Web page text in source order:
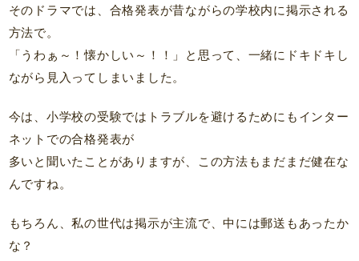
そのドラマでは、合格発表が昔ながらの学校内に掲示される
方法で。
「うわぁ～！懐かしい～！！」と思って、一緒にドキドキし
ながら見入ってしまいました。
今は、小学校の受験ではトラブルを避けるためにもインター
ネットでの合格発表が
多いと聞いたことがありますが、この方法もまだまだ健在な
んですね。
もちろん、私の世代は掲示が主流で、中には郵送もあったか
な？